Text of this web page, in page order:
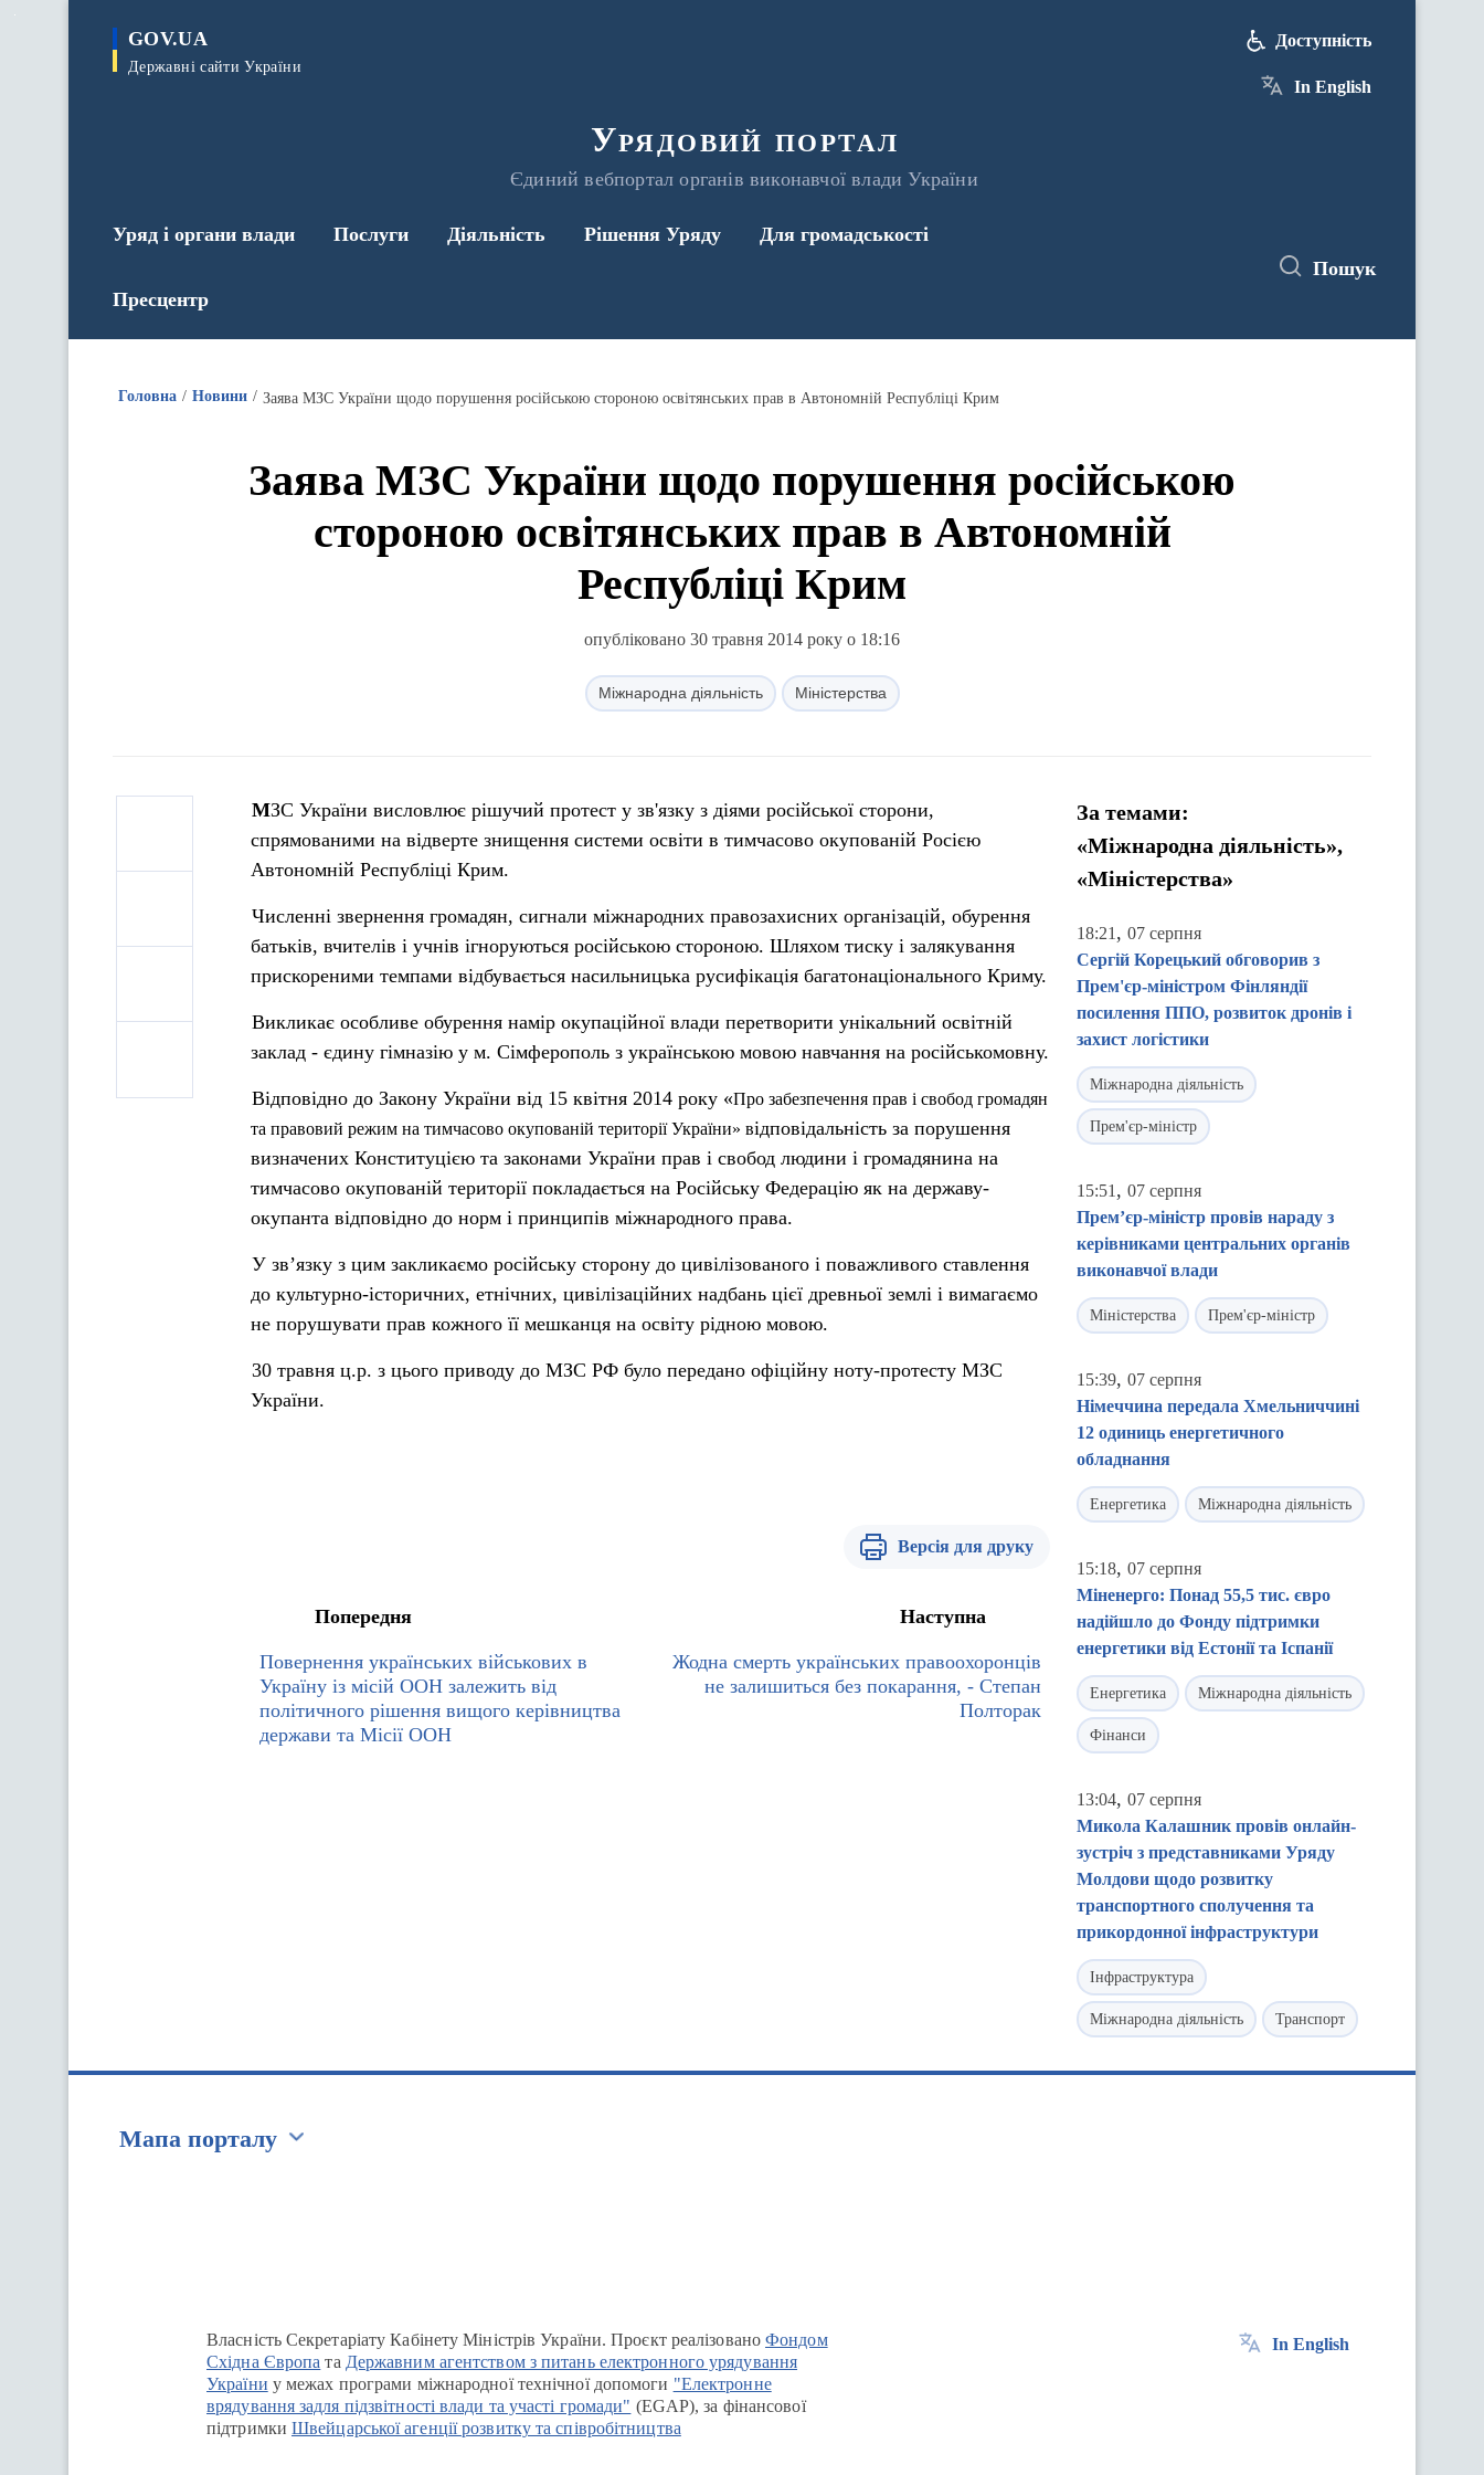
GOV.UA
Державні сайти України
Урядовий портал
Єдиний вебпортал органів виконавчої влади України
Доступність
In English
Уряд і органи влади Послуги Діяльність Рішення Уряду Для громадськості
Пресцентр
Пошук
Головна Новини Заява МЗС України щодо порушення російською стороною освітянських прав в Автономній Республіці Крим
Заява МЗС України щодо порушення російською
стороною освітянських прав в Автономній
Республіці Крим
опубліковано 30 травня 2014 року о 18:16
Міжнародна діяльність Міністерства
МЗС України висловлює рішучий протест у зв'язку з діями російської сторони,
спрямованими на відверте знищення системи освіти в тимчасово окупованій Росією
Автономній Республіці Крим.
Численні звернення громадян, сигнали міжнародних правозахисних організацій, обурення
батьків, вчителів і учнів ігноруються російською стороною. Шляхом тиску і залякування
прискореними темпами відбувається насильницька русифікація багатонаціонального Криму.
Викликає особливе обурення намір окупаційної влади перетворити унікальний освітній
заклад - єдину гімназію у м. Сімферополь з українською мовою навчання на російськомовну.
Відповідно до Закону України від 15 квітня 2014 року «Про забезпечення прав і свобод громадян
та правовий режим на тимчасово окупованій території України» відповідальність за порушення
визначених Конституцією та законами України прав і свобод людини і громадянина на
тимчасово окупованій території покладається на Російську Федерацію як на державу-
окупанта відповідно до норм і принципів міжнародного права.
У зв’язку з цим закликаємо російську сторону до цивілізованого і поважливого ставлення
до культурно-історичних, етнічних, цивілізаційних надбань цієї древньої землі і вимагаємо
не порушувати прав кожного її мешканця на освіту рідною мовою.
30 травня ц.р. з цього приводу до МЗС РФ було передано офіційну ноту-протесту МЗС
України.
Версія для друку
Попередня
Повернення українських військових в
Україну із місій ООН залежить від
політичного рішення вищого керівництва
держави та Місії ООН
Наступна
Жодна смерть українських правоохоронців
не залишиться без покарання, - Степан
Полторак
За темами:
«Міжнародна діяльність»,
«Міністерства»
18:21 , 07 серпня
Сергій Корецький обговорив з
Прем'єр-міністром Фінляндії
посилення ППО, розвиток дронів і
захист логістики
Міжнародна діяльність
Прем'єр-міністр
15:51 , 07 серпня
Прем’єр-міністр провів нараду з
керівниками центральних органів
виконавчої влади
Міністерства Прем'єр-міністр
15:39, 07 серпня
Німеччина передала Хмельниччині
12 одиниць енергетичного
обладнання
Енергетика Міжнародна діяльність
15:18, 07 серпня
Міненерго: Понад 55,5 тис. євро
надійшло до Фонду підтримки
енергетики від Естонії та Іспанії
Енергетика Міжнародна діяльність
Фінанси
13:04, 07 серпня
Микола Калашник провів онлайн-
зустріч з представниками Уряду
Молдови щодо розвитку
транспортного сполучення та
прикордонної інфраструктури
Інфраструктура
Міжнародна діяльність Транспорт
Мапа порталу
Власність Секретаріату Кабінету Міністрів України. Проєкт реалізованоФондом
Східна Європа та Державним агентством з питань електронного урядування
України у межах програми міжнародної технічної допомоги "Електронне
врядування задля підзвітності влади та участі громади" (EGAP), за фінансової
підтримки Швейцарської агенції розвитку та співробітництва
In English